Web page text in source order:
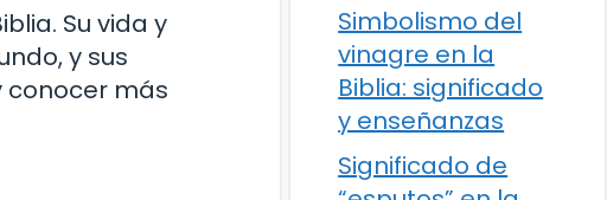
Su vida y
y sus
conocer más
Simbolismo del
vinagre en la
Biblia: significado
y enseñanzas
Significado de